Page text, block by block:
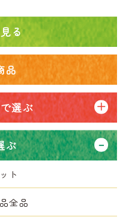
る
品
選ぶ
ぶ
ト
全品